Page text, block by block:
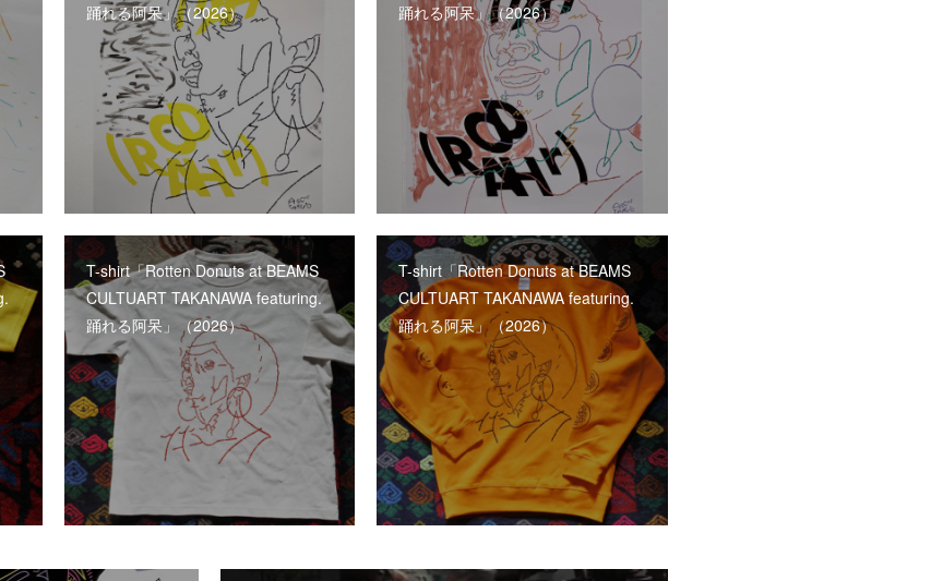
踊れる阿呆」（2026）
踊れる阿呆」（2026）
T-shirt「Rotten Donuts at BEAMS
CULTUART TAKANAWA featuring.
踊れる阿呆」（2026）
T-shirt「Rotten Donuts at BEAMS
CULTUART TAKANAWA featuring.
踊れる阿呆」（2026）